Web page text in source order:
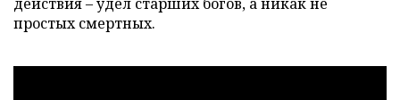
простых смертных.